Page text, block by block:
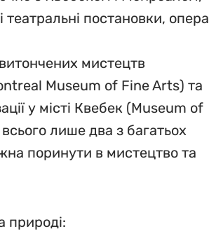
театральні постановки, опера
мистецтв
Museum of Fine Arts) та
у місті Квебек (Museum of
лише два з багатьох
поринути в мистецтво та
природі: